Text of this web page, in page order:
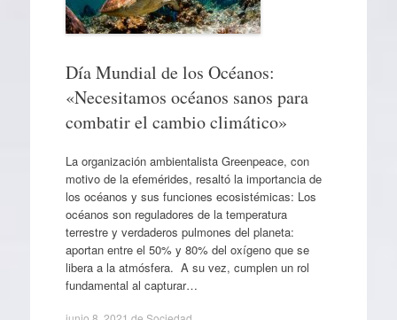
Día Mundial de los Océanos:
«Necesitamos océanos sanos para
combatir el cambio climático»
La organización ambientalista Greenpeace, con
motivo de la efemérides, resaltó la importancia de
los océanos y sus funciones ecosistémicas: Los
océanos son reguladores de la temperatura
terrestre y verdaderos pulmones del planeta:
aportan entre el 50% y 80% del oxígeno que se
libera a la atmósfera. A su vez, cumplen un rol
fundamental al capturar…